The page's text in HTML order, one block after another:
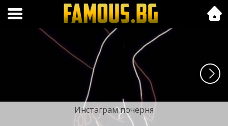
Folk.bg
Инстаграм почерня